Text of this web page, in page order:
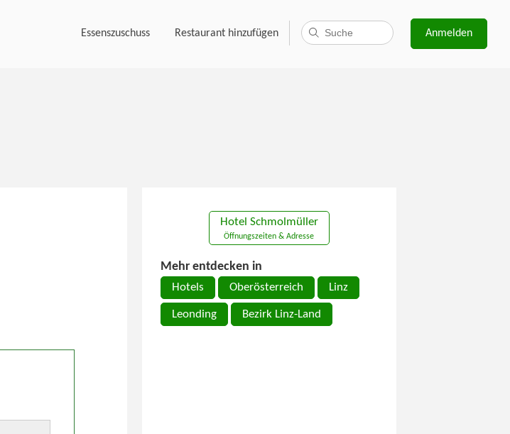
Essenszuschuss Restaurant hinzufügen Anmelden
Hotel Schmolmüller
Öffnungszeiten & Adresse
Mehr entdecken in
Hotels Oberösterreich Linz
Leonding Bezirk Linz-Land